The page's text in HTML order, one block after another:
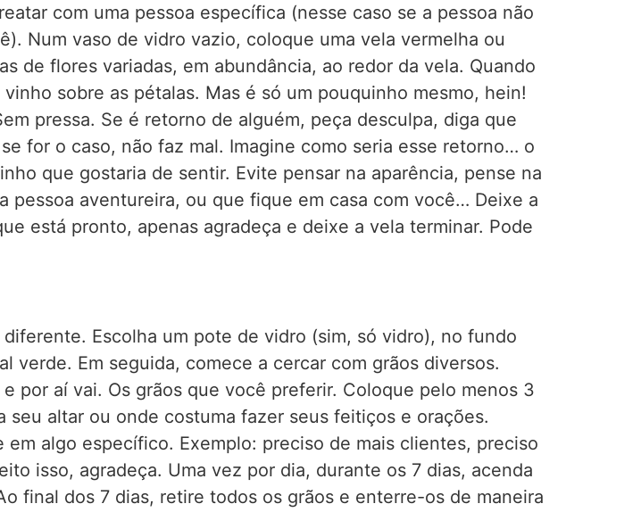
com uma pessoa específica (nesse caso se a pessoa não
Num vaso de vidro vazio, coloque uma vela vermelha ou
de flores variadas, em abundância, ao redor da vela. Quando
sobre as pétalas. Mas é só um pouquinho mesmo, hein!
pressa. Se é retorno de alguém, peça desculpa, diga que
for o caso, não faz mal. Imagine como seria esse retorno… o
que gostaria de sentir. Evite pensar na aparência, pense na
pessoa aventureira, ou que fique em casa com você… Deixe a
está pronto, apenas agradeça e deixe a vela terminar. Pode
Escolha um pote de vidro (sim, só vidro), no fundo
Em seguida, comece a cercar com grãos diversos.
aí vai. Os grãos que você preferir. Coloque pelo menos 3
altar ou onde costuma fazer seus feitiços e orações.
algo específico. Exemplo: preciso de mais clientes, preciso
isso, agradeça. Uma vez por dia, durante os 7 dias, acenda
final dos 7 dias, retire todos os grãos e enterre-os de maneira